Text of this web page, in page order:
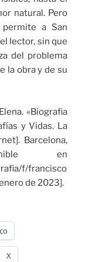
natural. Pero
a San
lector, sin que
del problema
la obra y de su
«Biografia
y Vidas. La
Barcelona,
en
f/francisco
de 2023].
X